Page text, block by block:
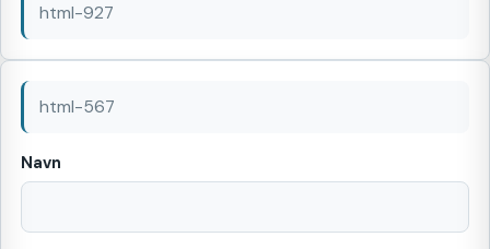
html-927
html-567
Navn